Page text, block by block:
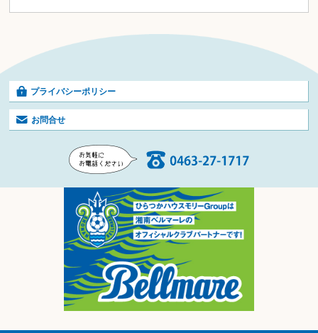
プライバシーポリシー
お問合せ